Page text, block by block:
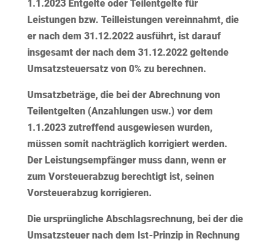
1.1.2023 Entgelte oder Teilentgelte für
Leistungen bzw. Teilleistungen vereinnahmt, die
er nach dem 31.12.2022 ausführt, ist darauf
insgesamt der nach dem 31.12.2022 geltende
Umsatzsteuersatz von 0% zu berechnen.
Umsatzbeträge, die bei der Abrechnung von
Teilentgelten (Anzahlungen usw.) vor dem
1.1.2023 zutreffend ausgewiesen wurden,
müssen somit nachträglich korrigiertwerden.
Der Leistungsempfänger muss dann, wenn er
zum Vorsteuerabzug berechtigt ist, seinen
Vorsteuerabzug korrigieren.
Die ursprüngliche Abschlagsrechnung, bei der die
Umsatzsteuer nach dem Ist-Prinzip in Rechnung